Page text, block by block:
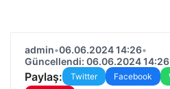
admin•06.06.2024 14:26•
Güncellendi: 06.06.2024 14:26
Paylaş: Twitter Facebook